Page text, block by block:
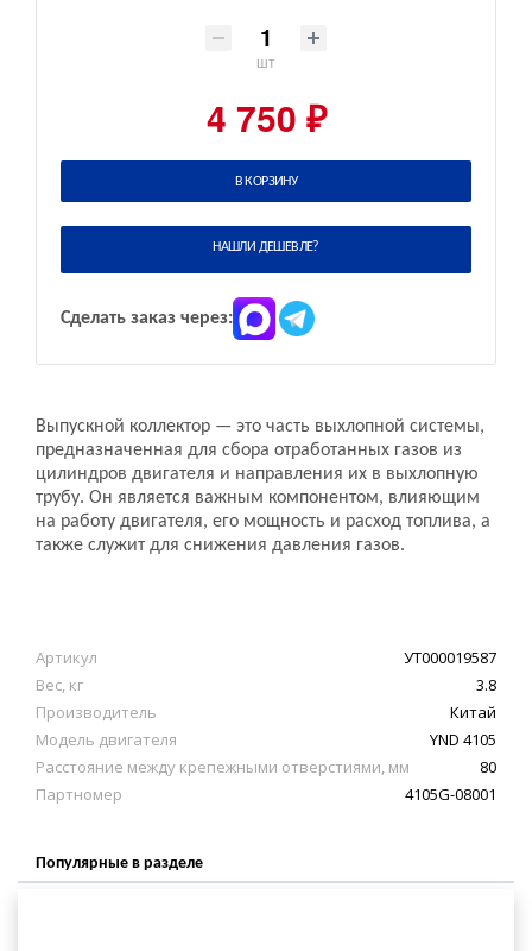
шт
4 750 ₽
В КОРЗИНУ
НАШЛИ ДЕШЕВЛЕ?
Сделать заказ через:
Выпускной коллектор — это часть выхлопной системы,
предназначенная для сбора отработанных газов из
цилиндров двигателя и направления их в выхлопную
трубу. Он является важным компонентом, влияющим
на работу двигателя, его мощность и расход топлива, а
также служит для снижения давления газов.
Артикул
УТ000019587
Вес, кг
3.8
Производитель
Китай
Модель двигателя
YND 4105
Расстояние между крепежными отверстиями, мм
80
Партномер
4105G-08001
Популярные в разделе